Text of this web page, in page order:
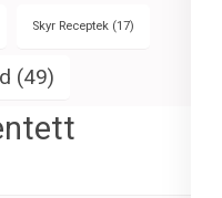
Skyr Receptek (17)
(49)